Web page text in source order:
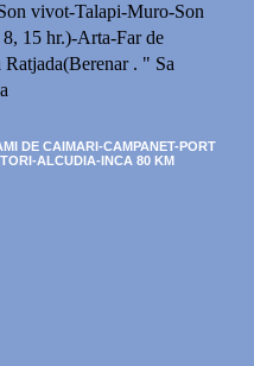
vivot-Talapi-Muro-Son
8, 15 hr.)-Arta-Far de
Ratjada(Berenar . " Sa
DE CAIMARI-CAMPANET-PORT
ALCUDIA-INCA 80 KM